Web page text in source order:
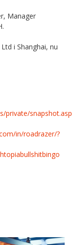
Manager
i Shanghai, nu
private/
in/roadrazer/?